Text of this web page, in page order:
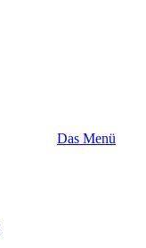
Das Menü